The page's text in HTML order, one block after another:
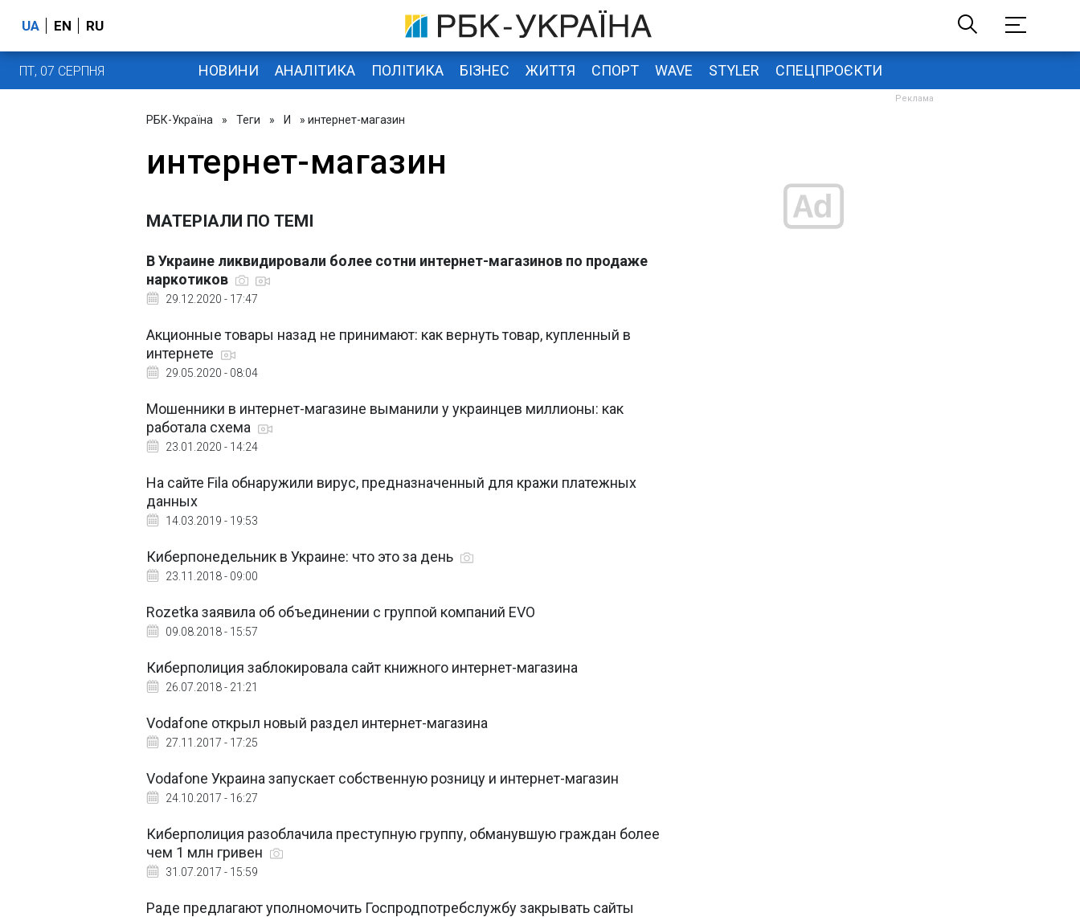
UA EN RU
ПТ, 07 СЕРПНЯ НОВИНИ АНАЛІТИКА ПОЛІТИКА БІЗНЕС ЖИТТЯ СПОРТ WAVE STYLER СПЕЦПРОЄКТИ
РБК-Україна » Теги » И » интернет-магазин
интернет-магазин
МАТЕРІАЛИ ПО ТЕМІ
В Украине ликвидировали более сотни интернет-магазинов по продаже
наркотиков
29.12.2020 - 17:47
Акционные товары назад не принимают: как вернуть товар, купленный в
интернете
29.05.2020 - 08:04
Мошенники в интернет-магазине выманили у украинцев миллионы: как
работала схема
23.01.2020 - 14:24
На сайте Fila обнаружили вирус, предназначенный для кражи платежных
данных
14.03.2019 - 19:53
Киберпонедельник в Украине: что это за день
23.11.2018 - 09:00
Rozetka заявила об объединении с группой компаний EVO
09.08.2018 - 15:57
Киберполиция заблокировала сайт книжного интернет-магазина
26.07.2018 - 21:21
Vodafone открыл новый раздел интернет-магазина
27.11.2017 - 17:25
Vodafone Украина запускает собственную розницу и интернет-магазин
24.10.2017 - 16:27
Киберполиция разоблачила преступную группу, обманувшую граждан более
чем 1 млн гривен
31.07.2017 - 15:59
Раде предлагают уполномочить Госпродпотребслужбу закрывать сайты